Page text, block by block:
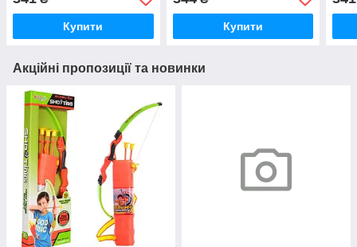
Купити Купити
Акційні пропозиції та новинки